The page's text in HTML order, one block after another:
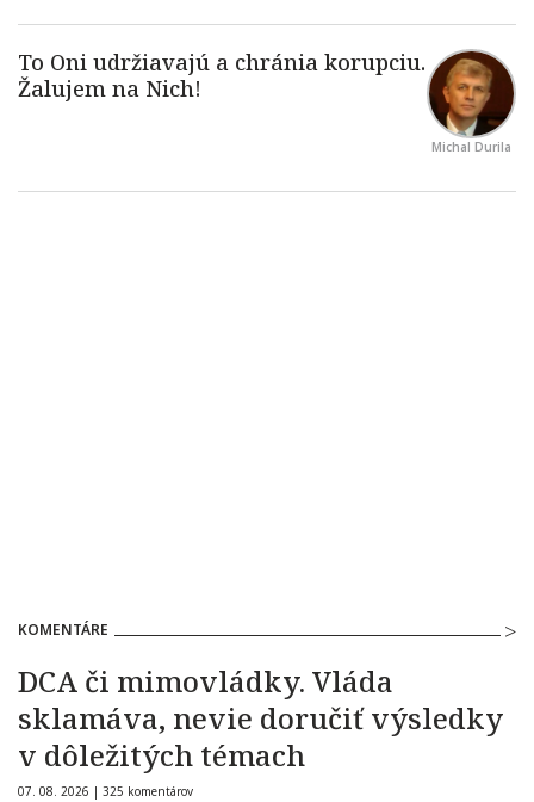
Michal Durila
KOMENTÁRE
DCA či mimovládky. Vláda
sklamáva, nevie doručiť výsledky
v dôležitých témach
07. 08. 2026 | 325 komentárov